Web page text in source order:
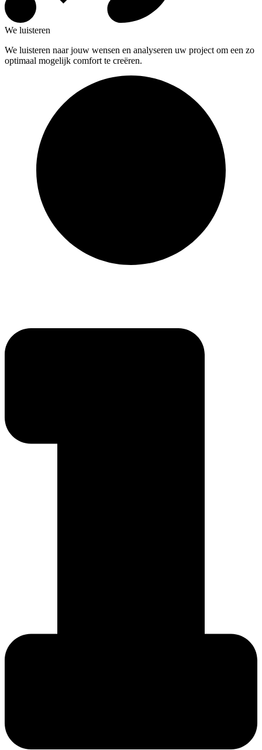
We luisteren
We luisteren naar jouw wensen en analyseren uw project om een zo
optimaal mogelijk comfort te creëren.